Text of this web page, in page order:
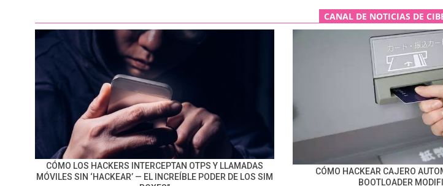
CANAL DE NOTICIAS DE
CÓMO LOS HACKERS INTERCEPTAN OTPS Y LLAMADAS
MÓVILES SIN ‘HACKEAR’ — EL INCREÍBLE PODER DE LOS SIM
CÓMO HACKEAR CAJERO
BOOTLOADER